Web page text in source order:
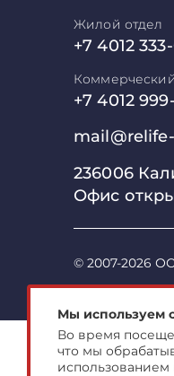
Жилой отдел
+7 4012
+7 4012
236006
Офис
© 2007-2026
Мы используем
Во время
что мы